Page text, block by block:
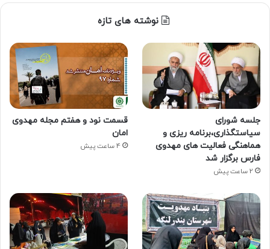
نوشته های تازه
جلسه شورای
سیاستگذاری،برنامه ریزی و
هماهنگی فعالیت های مهدوی
فارس برگزار شد
2 ساعت پیش
قسمت نود و هفتم مجله مهدوی
امان
4 ساعت پیش